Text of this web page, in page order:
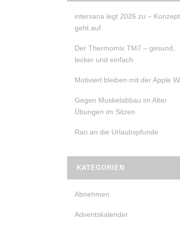
intersana legt 2026 zu – Konzept
geht auf
Der Thermomix TM7 – gesund,
lecker und einfach
Motiviert bleiben mit der Apple
Gegen Muskelabbau im Alter
Übungen im Sitzen
Ran an die Urlaubspfunde
KATEGORIEN
Abnehmen
Adventskalender